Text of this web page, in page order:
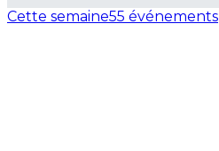
Cette semaine55 événements